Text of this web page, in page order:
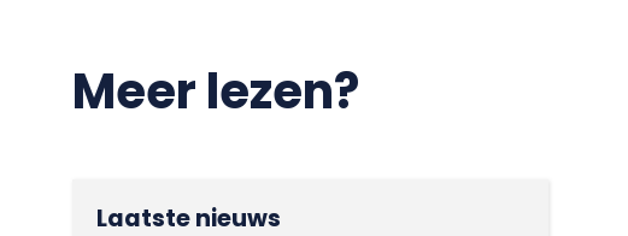
Meer lezen?
Laatste nieuws